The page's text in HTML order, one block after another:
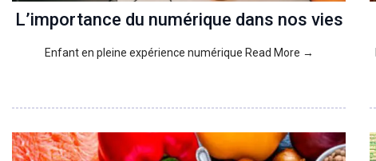
L’importance du numérique dans nos vies
Enfant en pleine expérience numérique Read More →